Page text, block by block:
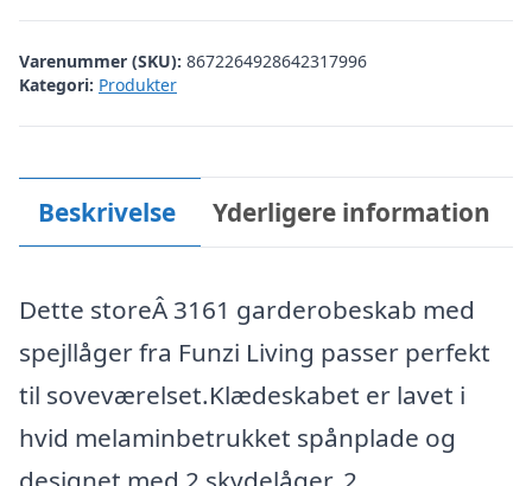
Varenummer (SKU): 8672264928642317996
Kategori: Produkter
Beskrivelse Yderligere information
Dette storeÂ 3161 garderobeskab med
spejllåger fra Funzi Living passer perfekt
til soveværelset.Klædeskabet er lavet i
hvid melaminbetrukket spånplade og